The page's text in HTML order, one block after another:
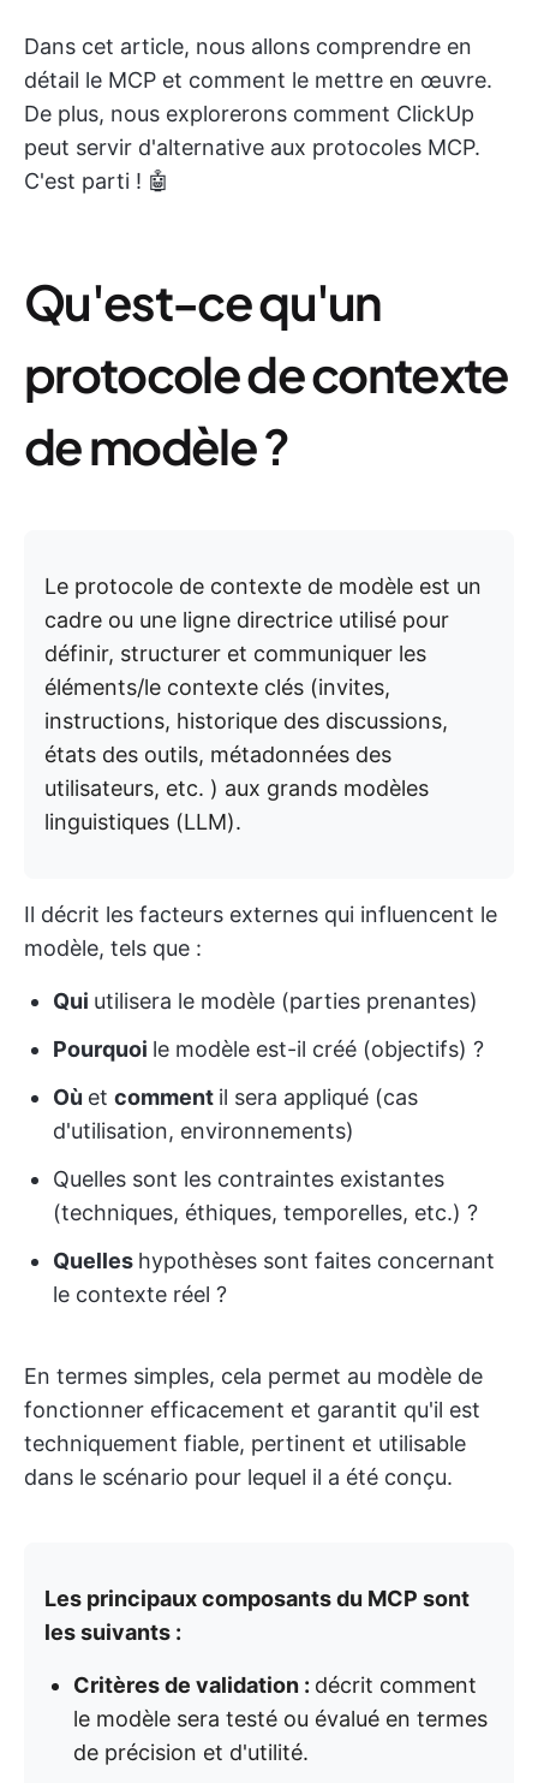
Dans cet article, nous allons comprendre en
détail le MCP et comment le mettre en œuvre.
De plus, nous explorerons comment ClickUp
peut servir d'alternative aux protocoles MCP.
C'est parti ! 🤖
Qu'est-ce qu'un
protocole de contexte
de modèle ?
Le protocole de contexte de modèle est un
cadre ou une ligne directrice utilisé pour
définir, structurer et communiquer les
éléments/le contexte clés (invites,
instructions, historique des discussions,
états des outils, métadonnées des
utilisateurs, etc. ) aux grands modèles
linguistiques (LLM).
Il décrit les facteurs externes qui influencent le
modèle, tels que :
Qui utilisera le modèle (parties prenantes)
Pourquoi le modèle est-il créé (objectifs) ?
Où et comment il sera appliqué (cas
d'utilisation, environnements)
Quelles sont les contraintes existantes
(techniques, éthiques, temporelles, etc.) ?
Quelles hypothèses sont faites concernant
le contexte réel ?
En termes simples, cela permet au modèle de
fonctionner efficacement et garantit qu'il est
techniquement fiable, pertinent et utilisable
dans le scénario pour lequel il a été conçu.
Les principaux composants du MCP sont
les suivants :
Critères de validation : décrit comment
le modèle sera testé ou évalué en termes
de précision et d'utilité.